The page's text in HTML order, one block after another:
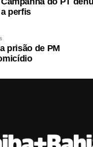
a perfis
prisão de PM